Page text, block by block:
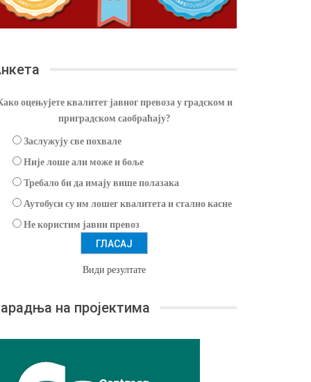
оцењујете квалитет јавног превоза у градском и
приградском саобраћају?
Заслужују све похвале
Није лоше али може и боље
Требало би да имају више полазака
Аутобуси су им лошег квалитета и стално касне
Не користим јавни превоз
Види резултате
на пројектима